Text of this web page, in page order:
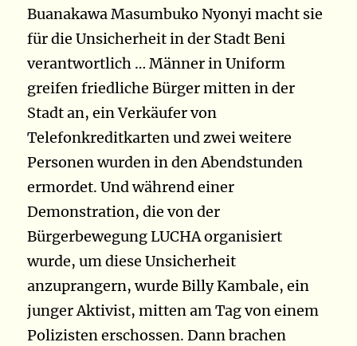
Buanakawa Masumbuko Nyonyi macht sie
für die Unsicherheit in der Stadt Beni
verantwortlich … Männer in Uniform
greifen friedliche Bürger mitten in der
Stadt an, ein Verkäufer von
Telefonkreditkarten und zwei weitere
Personen wurden in den Abendstunden
ermordet. Und während einer
Demonstration, die von der
Bürgerbewegung LUCHA organisiert
wurde, um diese Unsicherheit
anzuprangern, wurde Billy Kambale, ein
junger Aktivist, mitten am Tag von einem
Polizisten erschossen. Dann brachen